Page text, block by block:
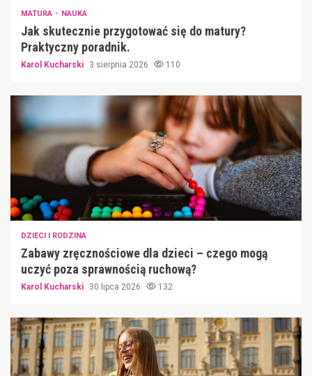
MATURA NAUKA
Jak skutecznie przygotować się do matury?
Praktyczny poradnik.
Karol Kucharski 3 sierpnia 2026 110
DZIECI I RODZINA
Zabawy zręcznościowe dla dzieci – czego mogą
uczyć poza sprawnością ruchową?
Karol Kucharski 30 lipca 2026 132